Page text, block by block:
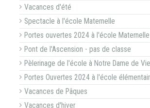
Vacances d'été
Spectacle à l'école Maternelle
Portes ouvertes 2024 à l'école Maternelle
Pont de l'Ascension - pas de classe
Pèlerinage de l'école à Notre Dame de Vie
Portes Ouvertes 2024 à l'école
Vacances de Pâques
Vacances d'hiver